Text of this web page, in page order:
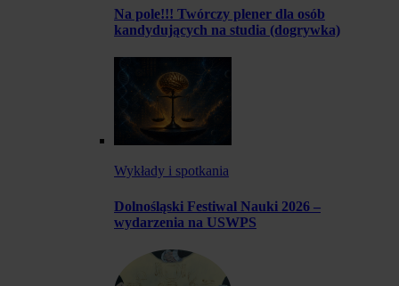
Na pole!!! Twórczy plener dla osób
kandydujących na studia (dogrywka)
Wykłady i spotkania
Dolnośląski Festiwal Nauki 2026 –
wydarzenia na USWPS